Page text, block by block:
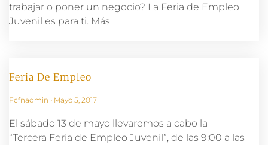
trabajar o poner un negocio? La Feria de Empleo
Juvenil es para ti. Más
Feria De Empleo
Fcfnadmin Mayo 5, 2017
El sábado 13 de mayo llevaremos a cabo la
“Tercera Feria de Empleo Juvenil”, de las 9:00 a las